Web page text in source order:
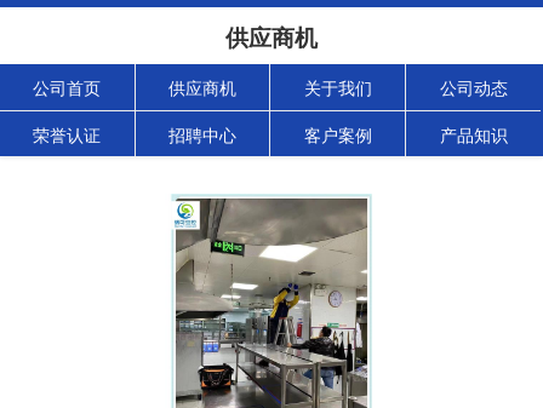
供应商机
公司首页 供应商机 关于我们 公司动态
荣誉认证 招聘中心 客户案例 产品知识